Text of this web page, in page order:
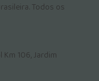
Todos os
106, Jardim